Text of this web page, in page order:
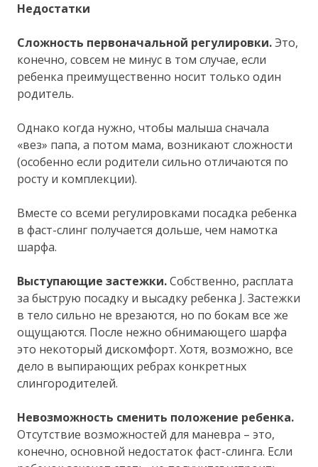
Недостатки
Сложность первоначальной регулировки.Это,
конечно, совсем не минус в том случае, если
ребенка преимущественно носит только один
родитель.
Однако когда нужно, чтобы малыша сначала
«вез» папа, а потом мама, возникают сложности
(особенно если родители сильно отличаются по
росту и комплекции).
Вместе со всеми регулировками посадка ребенка
в фаст-слинг получается дольше, чем намотка
шарфа.
Выступающие застежки.Собственно, расплата
за быструю посадку и высадку ребенка J. Застежки
в тело сильно не врезаются, но по бокам все же
ощущаются. После нежно обнимающего шарфа
это некоторый дискомфорт. Хотя, возможно, все
дело в выпирающих ребрах конкретных
слингородителей.
Невозможность сменить положение ребенка.
Отсутствие возможностей для маневра – это,
конечно, основной недостаток фаст-слинга. Если